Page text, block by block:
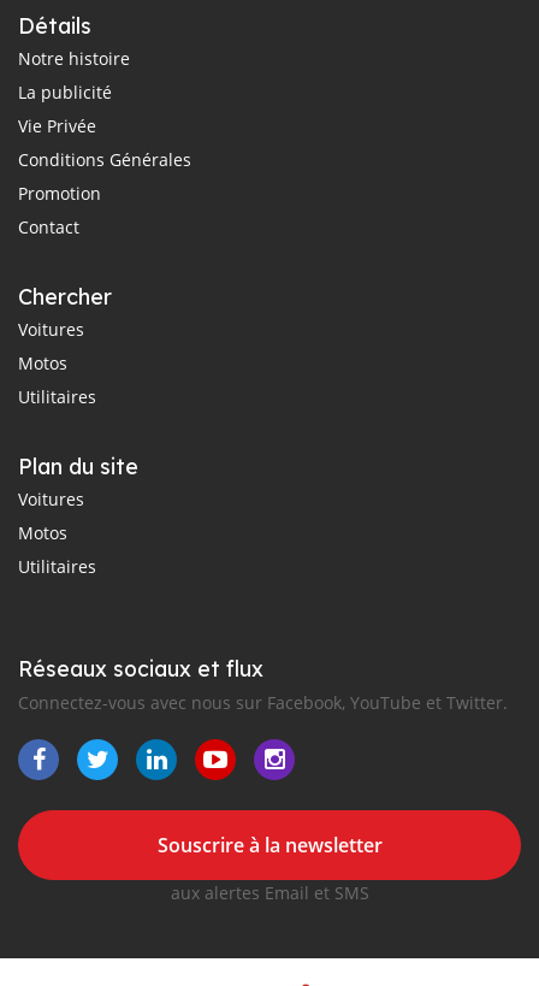
Détails
Notre histoire
La publicité
Vie Privée
Conditions Générales
Promotion
Contact
Chercher
Voitures
Motos
Utilitaires
Plan du site
Voitures
Motos
Utilitaires
Réseaux sociaux et flux
Connectez-vous avec nous sur Facebook, YouTube et Twitter.
Souscrire à la newsletter
aux alertes Email et SMS